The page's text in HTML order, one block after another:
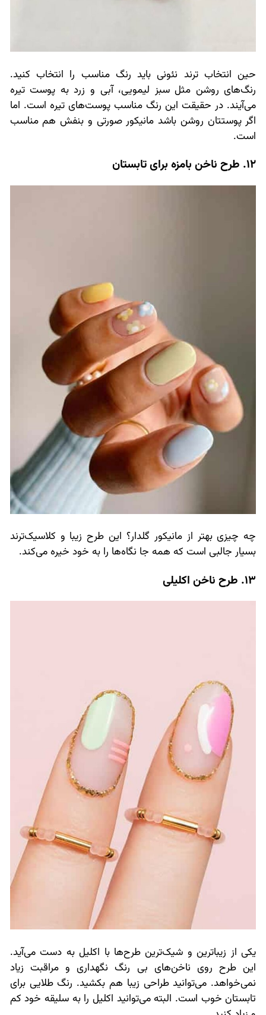
حین انتخاب‌ ترند نئونی باید رنگ مناسب را انتخاب کنید.
رنگ‌های روشن مثل سبز لیمویی، آبی و زرد به پوست تیره
می‌آیند. در حقیقت این رنگ مناسب پوست‌های تیره است. اما
اگر پوستتان روشن باشد مانیکور صورتی و بنفش هم مناسب
است.
12. طرح ناخن بامزه برای تابستان
چه چیزی بهتر از مانیکور گلدار؟ این طرح زیبا و کلاسیک‌ترند
بسیار جالبی است که همه جا نگاه‌ها را به خود خیره می‌کند.
13. طرح ناخن اکلیلی
یکی از زیباترین و شیک‌ترین طرح‌ها با اکلیل به دست می‌آید.
این طرح روی ناخن‌های بی رنگ نگهداری و مراقبت زیاد
نمی‌خواهد. می‌توانید طراحی زیبا هم بکشید. رنگ طلایی برای
تابستان خوب است. البته می‌توانید اکلیل را به سلیقه خود کم